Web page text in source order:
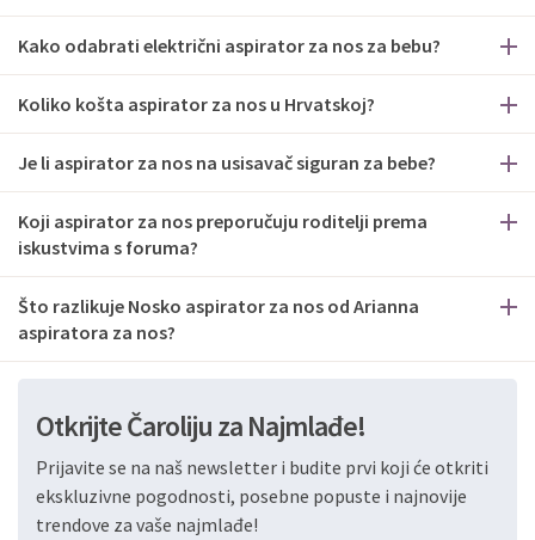
Kako odabrati električni aspirator za nos za bebu?
Koliko košta aspirator za nos u Hrvatskoj?
Je li aspirator za nos na usisavač siguran za bebe?
Koji aspirator za nos preporučuju roditelji prema
iskustvima s foruma?
Što razlikuje Nosko aspirator za nos od Arianna
aspiratora za nos?
Otkrijte Čaroliju za Najmlađe!
Prijavite se na naš newsletter i budite prvi koji će otkriti
ekskluzivne pogodnosti, posebne popuste i najnovije
trendove za vaše najmlađe!